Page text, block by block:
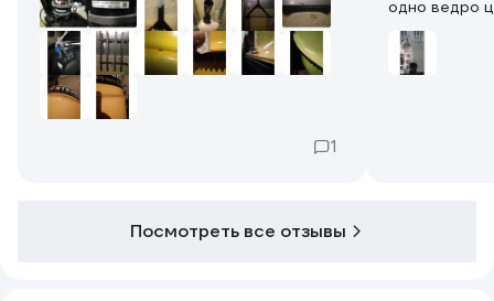
1
одно ведро
слабоват -
потом снял
Если
Посмотреть все отзывы